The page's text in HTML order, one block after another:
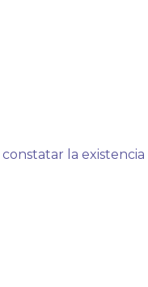
la existencia